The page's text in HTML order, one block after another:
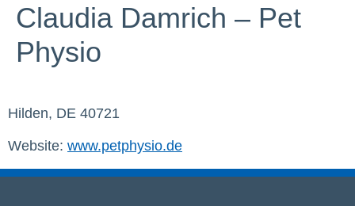
Claudia Damrich – Pet
Physio
Hilden, DE 40721
Website: www.petphysio.de